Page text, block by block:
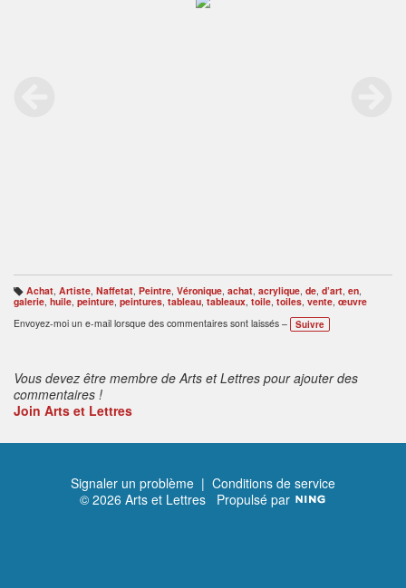
B
ali
s
e
Achat, Artiste, Naffetat, Peintre, Véronique, achat, acrylique, de, d’art, en,
galerie huile peinture peintures tableau tableaux toile toiles vente œuvre
Envoyez-moi un e-mail lorsque des commentaires sont laissés –
Suivre
Vous devez être membre de Arts et Lettres pour ajouter des
commentaires !
Join Arts et Lettres
Signaler un problème | Conditions de service
© 2026 Arts et Lettres Propulsé par